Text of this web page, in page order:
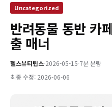
Uncategorized
반려동물 동반 카
출 매너
헬스뷰티팁스·2026-05-15·7분 분량
최종 수정: 2026-06-06